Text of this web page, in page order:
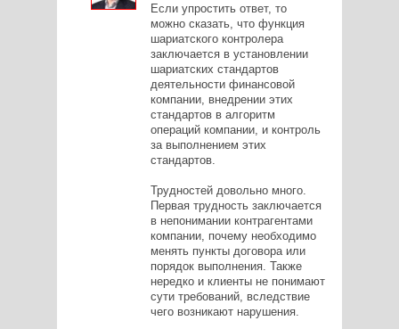
Если упростить ответ, то
можно сказать, что функция
шариатского контролера
заключается в установлении
шариатских стандартов
деятельности финансовой
компании, внедрении этих
стандартов в алгоритм
операций компании, и контроль
за выполнением этих
стандартов.
Трудностей довольно много.
Первая трудность заключается
в непонимании контрагентами
компании, почему необходимо
менять пункты договора или
порядок выполнения. Также
нередко и клиенты не понимают
сути требований, вследствие
чего возникают нарушения.